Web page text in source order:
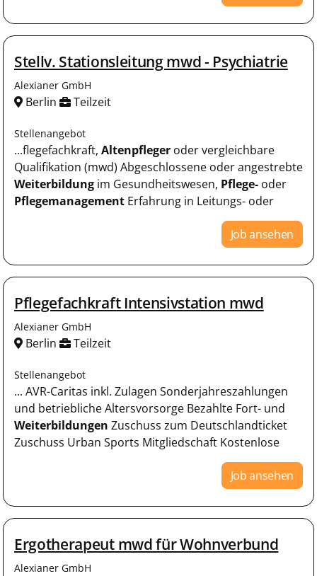
Stellv. Stationsleitung mwd - Psychiatrie
Alexianer GmbH
Berlin Teilzeit
Stellenangebot
...flegefachkraft, Altenpfleger oder vergleichbare
Qualifikation (mwd) Abgeschlossene oder angestrebte
Weiterbildung im Gesundheitswesen, Pflege- oder
Pflegemanagement Erfahrung in Leitungs- oder
Job ansehen
Pflegefachkraft Intensivstation mwd
Alexianer GmbH
Berlin Teilzeit
Stellenangebot
... AVR-Caritas inkl. Zulagen Sonderjahreszahlungen
und betriebliche Altersvorsorge Bezahlte Fort- und
Weiterbildungen Zuschuss zum Deutschlandticket
Zuschuss Urban Sports Mitgliedschaft Kostenlose
Job ansehen
Ergotherapeut mwd für Wohnverbund
Alexianer GmbH